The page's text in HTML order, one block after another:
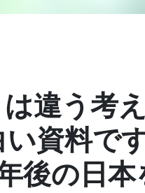
違う考
資料で
後の日本